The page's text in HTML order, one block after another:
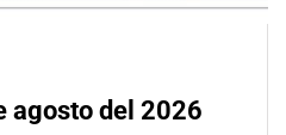
agosto del 2026